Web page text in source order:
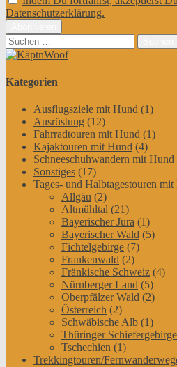
Datenschutzerklärung.
Suchen
nach:
Kategorien
Ausflugsziele mit Hund (1)
Ausrüstung (12)
Fahrradtouren mit Hund (1)
Kajaktouren mit Hund (4)
Schneeschuhwandern mit Hund
Sonstiges (17)
Tages- und Halbtagestouren mit
Allgäu (2)
Altmühltal (21)
Bayerischer Jura (1)
Bayerischer Wald (5)
Fichtelgebirge (7)
Frankenwald (2)
Fränkische Schweiz (4)
Nürnberger Land (5)
Oberpfälzer Wald (2)
Österreich (2)
Schwäbische Alb (1)
Thüringer
Tschechien (1)
Trekkingtouren/